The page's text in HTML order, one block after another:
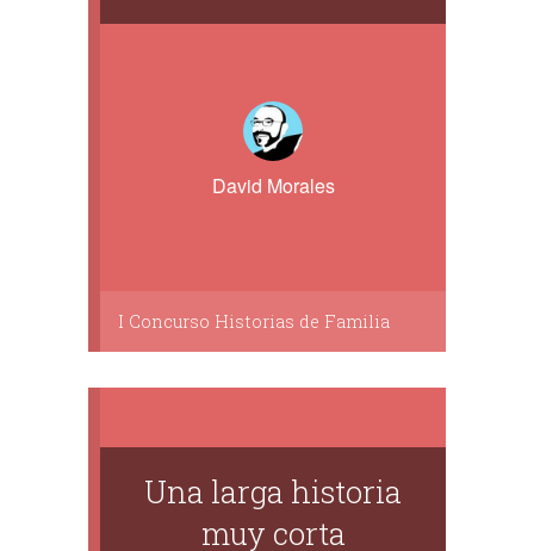
David Morales
I Concurso Historias de Familia
Una larga historia
muy corta